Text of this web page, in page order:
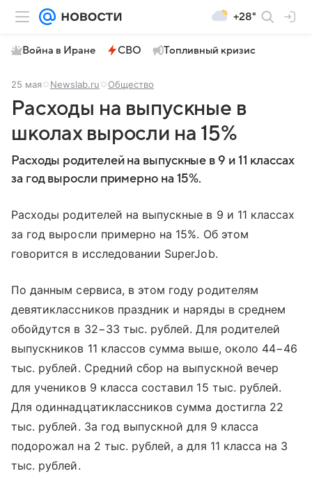
+28°
Война в Иране СВО Топливный кризис
25 мая Newslab.ru Общество
Расходы на выпускные в
школах выросли на 15%
Расходы родителей на выпускные в 9 и 11 классах
за год выросли примерно на 15%.
Расходы родителей на выпускные в 9 и 11 классах
за год выросли примерно на 15%. Об этом
говорится в исследовании SuperJob.
По данным сервиса, в этом году родителям
девятиклассников праздник и наряды в среднем
обойдутся в 32−33 тыс. рублей. Для родителей
выпускников 11 классов сумма выше, около 44−46
тыс. рублей. Средний сбор на выпускной вечер
для учеников 9 класса составил 15 тыс. рублей.
Для одиннадцатиклассников сумма достигла 22
тыс. рублей. За год выпускной для 9 класса
подорожал на 2 тыс. рублей, а для 11 класса на 3
тыс. рублей.